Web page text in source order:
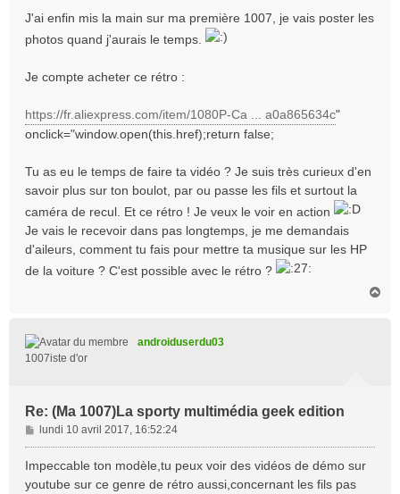
g
e
J'ai enfin mis la main sur ma première 1007, je vais poster les
photos quand j'aurais le temps.
Je compte acheter ce rétro :
https://fr.aliexpress.com/item/1080P-Ca ... a0a865634c"
onclick="window.open(this.href);return false;
Tu as eu le temps de faire ta vidéo ? Je suis très curieux d'en
savoir plus sur ton boulot, par ou passe les fils et surtout la
caméra de recul. Et ce rétro ! Je veux le voir en action
Je vais le recevoir dans pas longtemps, je me demandais
d'aileurs, comment tu fais pour mettre ta musique sur les HP
de la voiture ? C'est possible avec le rétro ?
androiduserdu03
1007iste d'or
Re: (Ma 1007)La sporty multimédia geek edition
M
e
s
lundi 10 avril 2017, 16:52:24
Impeccable ton modèle,tu peux voir des vidéos de démo sur
youtube sur ce genre de rétro aussi,concernant les fils pas